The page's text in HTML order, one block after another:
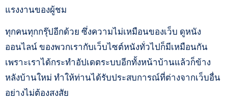
แรงงานของผู้ชม
ทุกคนทุกกรุ๊ปอีกด้วย ซึ่งความไม่เหมือนของเว็บ ดูหนัง
ออนไลน์ ของพวกเรากับเว็บไซต์หนังทั่วไปก็มีเหมือนกัน
เพราะเราได้กระทำอัปเดตระบบอีกทั้งหน้าบ้านแล้วก็ข้าง
หลังบ้านใหม่ ทำให้ท่านได้รับประสบการณ์ที่ต่างจากเว็บอื่น
อย่างไม่ต้องสงสัย